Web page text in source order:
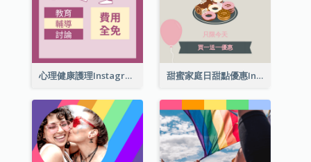
心理健康護理Instagram限時動態 甜蜜家庭日甜點優惠Instagram限時動態